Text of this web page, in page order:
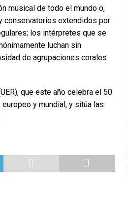
musical de todo el mundo o,
conservatorios extendidos por
los intérpretes que se
luchan sin
de agrupaciones corales
que este año celebra el 50
y mundial, y sitúa las